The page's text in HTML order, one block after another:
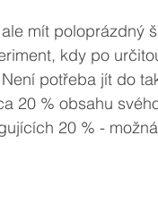
mít poloprázdný
kdy po
potřeba jít do
20 % obsahu
20 % -